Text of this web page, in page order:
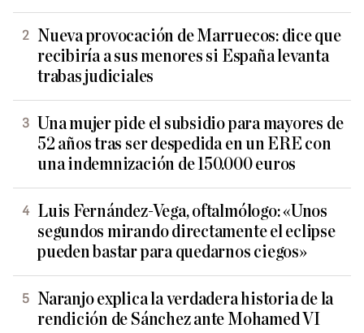
Nueva provocación de Marruecos: dice que
recibiría a sus menores si España levanta
trabas judiciales
Una mujer pide el subsidio para mayores de
52 años tras ser despedida en un ERE con
una indemnización de 150.000 euros
Luis Fernández-Vega, oftalmólogo: «Unos
segundos mirando directamente el eclipse
pueden bastar para quedarnos ciegos»
Naranjo explica la verdadera historia de la
rendición de Sánchez ante Mohamed VI